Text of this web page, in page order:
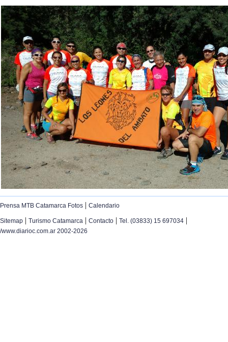
Prensa MTB Catamarca Fotos | Calendario
Sitemap | Turismo Catamarca | Contacto | Tel. (03833) 15 697034 |
/www.diarioc.com.ar 2002-2026